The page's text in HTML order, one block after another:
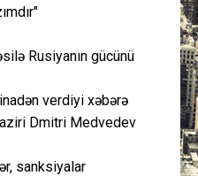
Peşə etikası
Əlaqə
Rusiyanın gücünü
verdiyi xəbərə
Dmitri Medvedev
sanksiyalar